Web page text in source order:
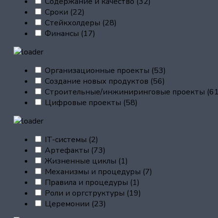
Сроки (22)
Стейкхолдеры (28)
Финансы (17)
Организационные проекты (53)
Создание новых продуктов (56)
Строительные/инжиниринговые проекты
Цифровые проекты (58)
IT-системы (2)
Артефакты (73)
Жизненные циклы (1)
Механизмы и процедуры (7)
Правила и процедуры (1)
Роли и оргструктуры (19)
Церемонии (23)